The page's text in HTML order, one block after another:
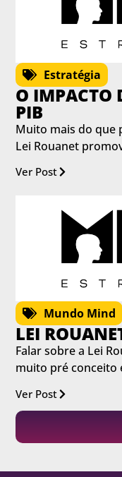
Estratégia
O IMPACTO
PIB
Muito mais do que
Lei Rouanet
Ver Post
Mundo Mind
LEI
Falar sobre a Lei
muito pré conceito
Ver Post